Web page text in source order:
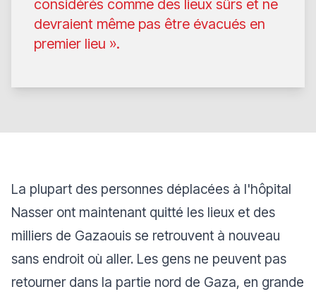
considérés comme des lieux sûrs et ne
devraient même pas être évacués en
premier lieu ».
La plupart des personnes déplacées à l'hôpital
Nasser ont maintenant quitté les lieux et des
milliers de Gazaouis se retrouvent à nouveau
sans endroit où aller. Les gens ne peuvent pas
retourner dans la partie nord de Gaza, en grande